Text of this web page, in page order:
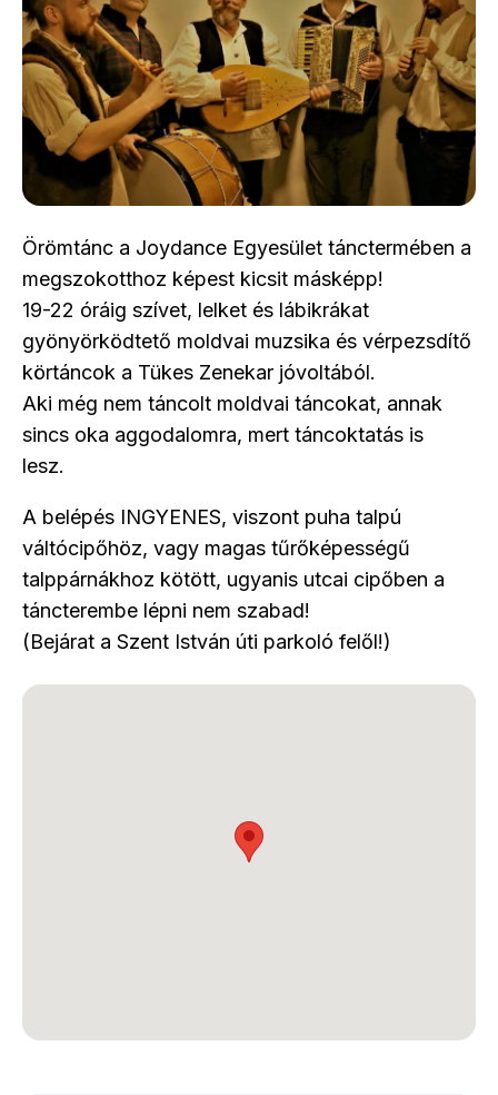
Örömtánc a Joydance Egyesület tánctermében a
megszokotthoz képest kicsit másképp!
19-22 óráig szívet, lelket és lábikrákat
gyönyörködtető moldvai muzsika és vérpezsdítő
körtáncok a Tükes Zenekar jóvoltából.
Aki még nem táncolt moldvai táncokat, annak
sincs oka aggodalomra, mert táncoktatás is
lesz.
A belépés INGYENES, viszont puha talpú
váltócipőhöz, vagy magas tűrőképességű
talppárnákhoz kötött, ugyanis utcai cipőben a
táncterembe lépni nem szabad!
(Bejárat a Szent István úti parkoló felől!)